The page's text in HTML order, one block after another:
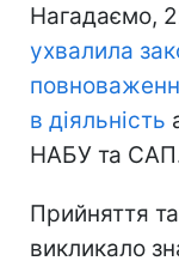
Нагадаємо,
ухвалила
в діяльність
НАБУ та
Прийняття
викликало